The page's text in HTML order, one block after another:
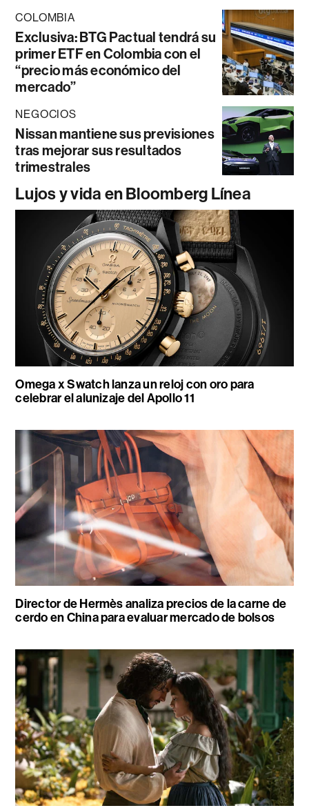
COLOMBIA
Exclusiva: BTG Pactual tendrá su
primer ETF en Colombia con el
“precio más económico del
mercado”
NEGOCIOS
Nissan mantiene sus previsiones
tras mejorar sus resultados
trimestrales
Lujos y vida en Bloomberg Línea
Omega x Swatch lanza un reloj con oro para
celebrar el alunizaje del Apollo 11
Director de Hermès analiza precios de la carne de
cerdo en China para evaluar mercado de bolsos